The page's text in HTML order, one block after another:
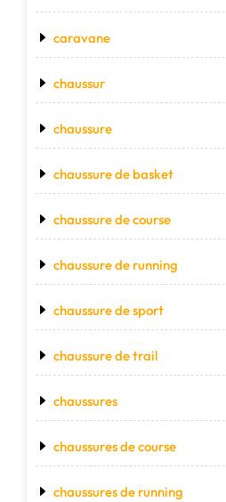
caravane
chaussur
chaussure
chaussure de basket
chaussure de course
chaussure de running
chaussure de sport
chaussure de trail
chaussures
chaussures de course
chaussures de running